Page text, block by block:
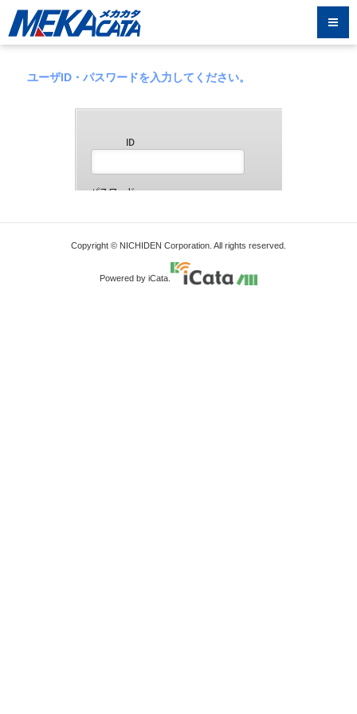
ユーザID・パスワードを入力してください。
Copyright © NICHIDEN Corporation. All rights reserved.
Powered by iCata.